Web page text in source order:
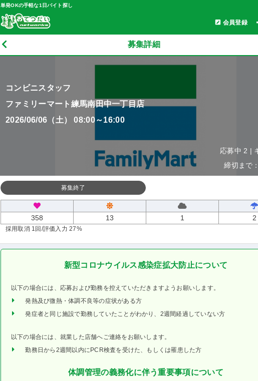
単発OKの手軽な1日バイト探し
会員登録
募集詳細
コンビニスタッフ
ファミリーマート練馬南田中一丁目店
2026/06/06（土） 08:00～16:00
応募中 2 |
締切まで
募集終了
358 13 1 2
採用取消 1回 /評価入力 27%
新型コロナウイルス感染症拡大防止について
以下の場合には、応募および勤務を控えていただきますようお願いします。
発熱及び微熱・体調不良等の症状がある方
発症者と同じ施設で勤務していたことがわかり、2週間経過していない方
以下の場合には、就業した店舗へご連絡をお願いします。
勤務日から2週間以内にPCR検査を受けた、もしくは罹患した方
体調管理の義務化に伴う重要事項について